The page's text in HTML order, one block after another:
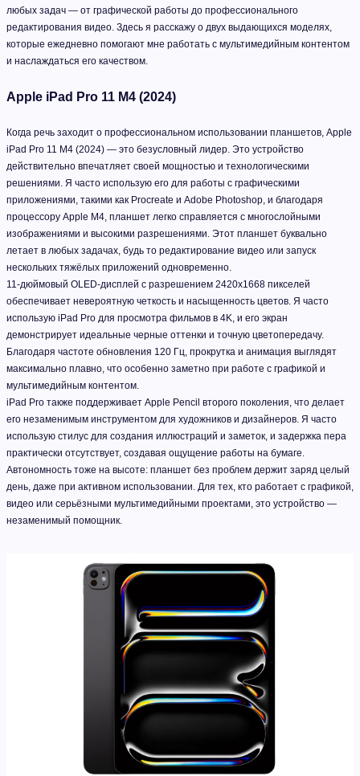
любых задач — от графической работы до профессионального
редактирования видео. Здесь я расскажу о двух выдающихся моделях,
которые ежедневно помогают мне работать с мультимедийным контентом
и наслаждаться его качеством.
Apple iPad Pro 11 M4 (2024)
Когда речь заходит о профессиональном использовании планшетов, Apple
iPad Pro 11 M4 (2024) — это безусловный лидер. Это устройство
действительно впечатляет своей мощностью и технологическими
решениями. Я часто использую его для работы с графическими
приложениями, такими как Procreate и Adobe Photoshop, и благодаря
процессору Apple M4, планшет легко справляется с многослойными
изображениями и высокими разрешениями. Этот планшет буквально
летает в любых задачах, будь то редактирование видео или запуск
нескольких тяжёлых приложений одновременно.
11-дюймовый OLED-дисплей с разрешением 2420x1668 пикселей
обеспечивает невероятную четкость и насыщенность цветов. Я часто
использую iPad Pro для просмотра фильмов в 4K, и его экран
демонстрирует идеальные черные оттенки и точную цветопередачу.
Благодаря частоте обновления 120 Гц, прокрутка и анимация выглядят
максимально плавно, что особенно заметно при работе с графикой и
мультимедийным контентом.
iPad Pro также поддерживает Apple Pencil второго поколения, что делает
его незаменимым инструментом для художников и дизайнеров. Я часто
использую стилус для создания иллюстраций и заметок, и задержка пера
практически отсутствует, создавая ощущение работы на бумаге.
Автономность тоже на высоте: планшет без проблем держит заряд целый
день, даже при активном использовании. Для тех, кто работает с графикой,
видео или серьёзными мультимедийными проектами, это устройство —
незаменимый помощник.